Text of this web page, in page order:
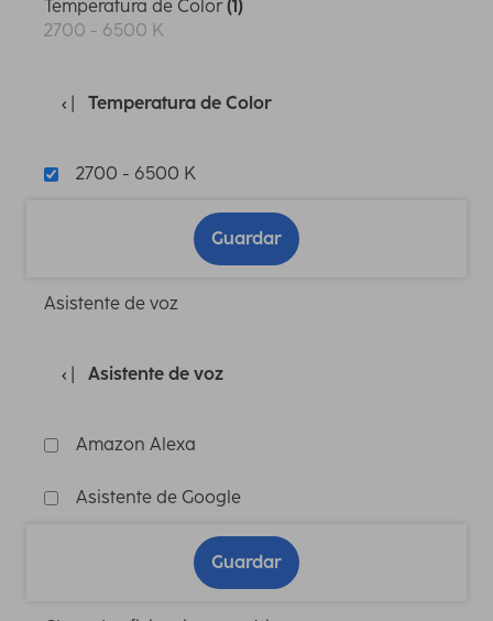
Temperatura de Color(1)
2700 - 6500 K
Temperatura de Color
2700 - 6500 K
Guardar
Asistente de voz
Asistente de voz
Amazon Alexa
Asistente de Google
Guardar